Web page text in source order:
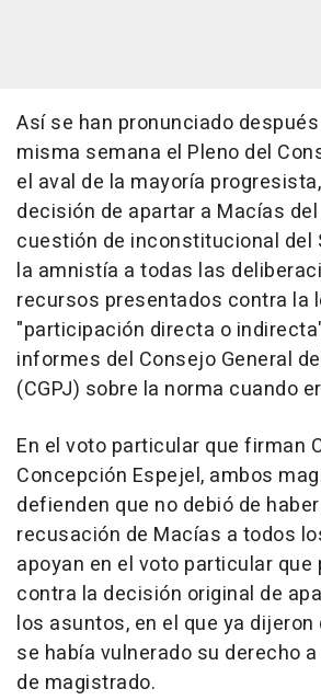
Así se han pronunciado
misma semana el Pleno del
el aval de la mayoría
decisión de apartar a Macías
cuestión de inconstitucional del
la amnistía a todas las
recursos presentados contra la
"participación directa o
informes del Consejo General
(CGPJ) sobre la norma cuando
En el voto particular que firman
Concepción Espejel, ambos
defienden que no debió de
recusación de Macías a todos
apoyan en el voto particular que
contra la decisión original de
los asuntos, en el que ya
se había vulnerado su derecho
de magistrado.